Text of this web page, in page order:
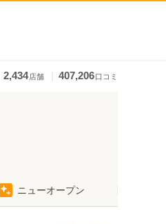
2,434店舗 407,206口コミ
ニューオープン